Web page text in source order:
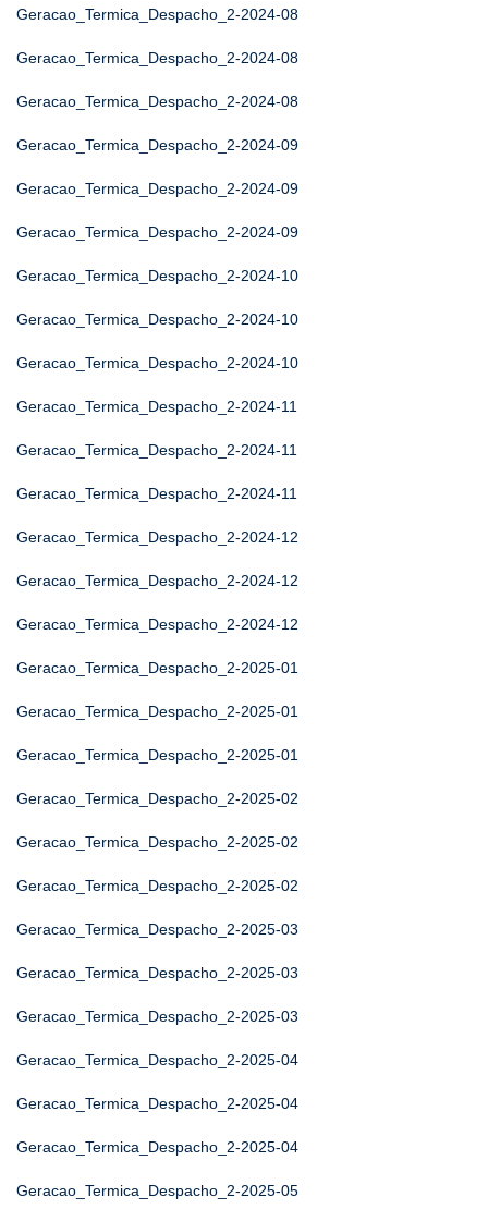
Geracao_Termica_Despacho_2-2024-08
Geracao_Termica_Despacho_2-2024-08
Geracao_Termica_Despacho_2-2024-08
Geracao_Termica_Despacho_2-2024-09
Geracao_Termica_Despacho_2-2024-09
Geracao_Termica_Despacho_2-2024-09
Geracao_Termica_Despacho_2-2024-10
Geracao_Termica_Despacho_2-2024-10
Geracao_Termica_Despacho_2-2024-10
Geracao_Termica_Despacho_2-2024-11
Geracao_Termica_Despacho_2-2024-11
Geracao_Termica_Despacho_2-2024-11
Geracao_Termica_Despacho_2-2024-12
Geracao_Termica_Despacho_2-2024-12
Geracao_Termica_Despacho_2-2024-12
Geracao_Termica_Despacho_2-2025-01
Geracao_Termica_Despacho_2-2025-01
Geracao_Termica_Despacho_2-2025-01
Geracao_Termica_Despacho_2-2025-02
Geracao_Termica_Despacho_2-2025-02
Geracao_Termica_Despacho_2-2025-02
Geracao_Termica_Despacho_2-2025-03
Geracao_Termica_Despacho_2-2025-03
Geracao_Termica_Despacho_2-2025-03
Geracao_Termica_Despacho_2-2025-04
Geracao_Termica_Despacho_2-2025-04
Geracao_Termica_Despacho_2-2025-04
Geracao_Termica_Despacho_2-2025-05